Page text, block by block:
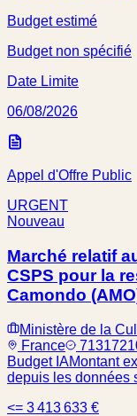
Budget estimé
Budget non spécifié
Date Limite
06/08/2026
Appel d'Offre Public
URGENT
Nouveau
Marché relatif
CSPS pour la
Camondo
Ministère de la
France
Budget IAMontant
depuis les données
<= 3 413 633 €